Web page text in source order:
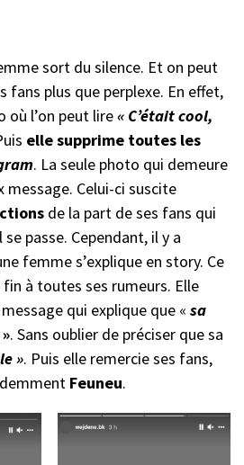
sort du silence. Et on peut
fans plus que perplexe. En effet,
où l’on peut lire« C’était cool,
elle supprime toutes les
. La seule photo qui demeure
message. Celui-ci suscite
de la part de ses fans qui
passe. Cependant, il y a
femme s’explique en story. Ce
à toutes ses rumeurs. Elle
qui explique que « sa
. Sans oublier de préciser que sa
». Puis elle remercie ses fans,
Feuneu.